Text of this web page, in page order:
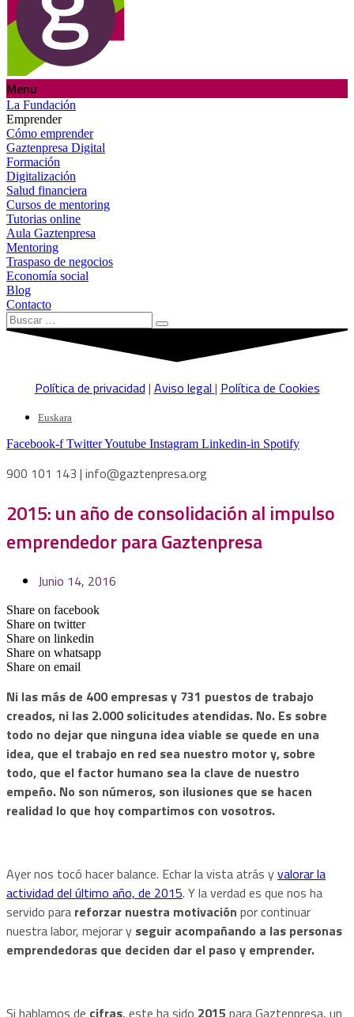
Menu
La Fundación
Emprender
Cómo emprender
Gaztenpresa Digital
Formación
Digitalización
Salud financiera
Cursos de mentoring
Tutorias online
Aula Gaztenpresa
Mentoring
Traspaso de negocios
Economía social
Blog
Contacto
Política de privacidad | Aviso legal | Política de Cookies
Euskara
Facebook-f TwitterYoutube Instagram Linkedin-in Spotify
900 101 143 | info@gaztenpresa.org
2015: un año de consolidación al impulso
emprendedor para Gaztenpresa
Junio 14, 2016
Share on facebook
Share on twitter
Share on linkedin
Share on whatsapp
Share on email
Ni las más de 400 empresas y 731 puestos de trabajo
creados, ni las 2.000 solicitudes atendidas. No. Es sobre
todo no dejar que ninguna idea viable se quede en una
idea, que el trabajo en red sea nuestro motor y, sobre
todo, que el factor humano sea la clave de nuestro
empeño. No son números, son ilusiones que se hacen
realidad lo que hoy compartimos con vosotros.
Ayer nos tocó hacer balance. Echar la vista atrás yvalorar la
actividad del último año, de 2015. Y la verdad es que nos ha
servido para reforzar nuestra motivación por continuar
nuestra labor, mejorar y seguir acompañando a las personas
emprendedoras que deciden dar el paso y emprender.
Si hablamos de cifras, este ha sido 2015 para Gaztenpresa, un